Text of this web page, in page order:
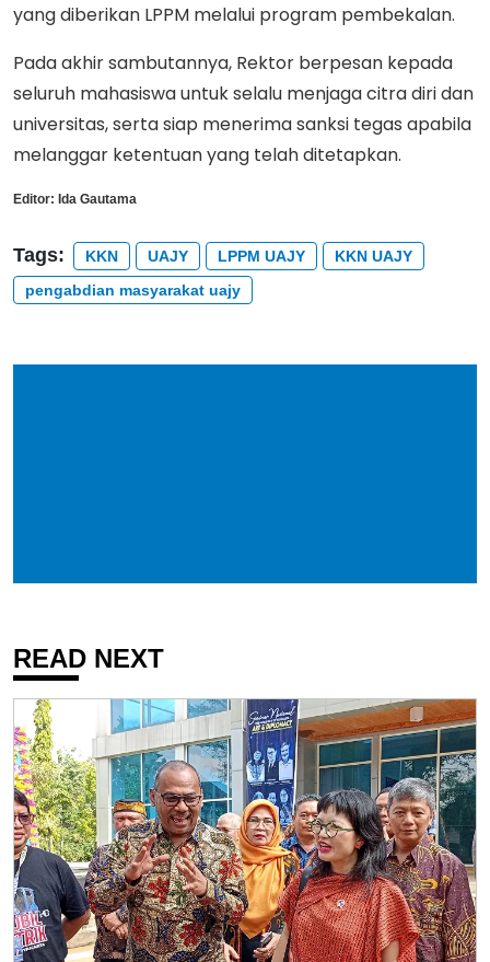
yang diberikan LPPM melalui program pembekalan.
Pada akhir sambutannya, Rektor berpesan kepada
seluruh mahasiswa untuk selalu menjaga citra diri dan
universitas, serta siap menerima sanksi tegas apabila
melanggar ketentuan yang telah ditetapkan.
Editor: Ida Gautama
Tags: KKN UAJY LPPM UAJY
KKN UAJY
pengabdian masyarakat uajy
READ NEXT